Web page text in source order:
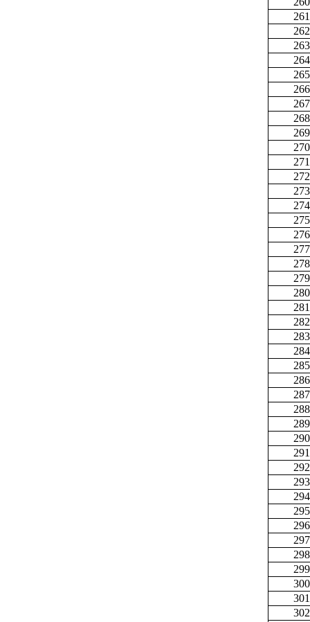
261
262
263
264
265
266
267
268
269
270
271
272
273
274
275
276
277
278
279
280
281
282
283
284
285
286
287
288
289
290
291
292
293
294
295
296
297
298
299
300
301
302